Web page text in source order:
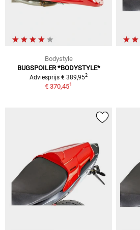
Bodystyle
BUGSPOILER *BODYSTYLE*
Adviesprijs € 389,952
€ 370,451